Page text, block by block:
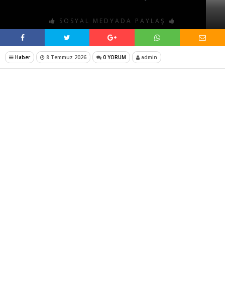
SOSYAL MEDYADA PAYLAŞ
Haber 8 Temmuz 2026 0 YORUM admin